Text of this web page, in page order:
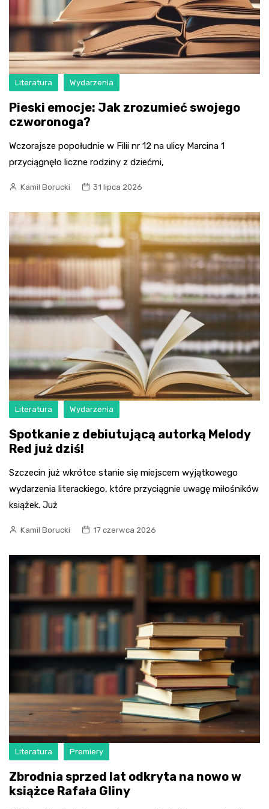
Literatura Wydarzenia
Pieski emocje: Jak zrozumieć swojego
czworonoga?
Wczorajsze popołudnie w Filii nr 12 na ulicy Marcina 1
przyciągnęło liczne rodziny z dziećmi,
Kamil Borucki 31 lipca 2026
Literatura Wydarzenia
Spotkanie z debiutującą autorką Melody
Red już dziś!
Szczecin już wkrótce stanie się miejscem wyjątkowego
wydarzenia literackiego, które przyciągnie uwagę miłośników
książek. Już
Kamil Borucki 17 czerwca 2026
Literatura Premiery
Zbrodnia sprzed lat odkryta na nowo w
książce Rafała Gliny